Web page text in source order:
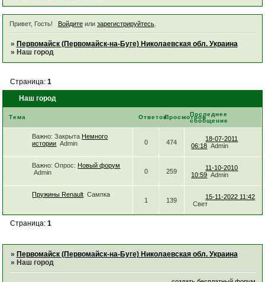
Привет, Гость! Войдитеили зарегистрируйтесь.
» Первомайск (Первомайск-на-Буге) Николаевская обл. Украина
» Наш город
Наш город
Страница: 1
Тема ОтветовПросмотровПоследнее
сообщение
Важно: Закрыта Немного
истории Admin 0 474
18-07-2011
06:18 Admin
Важно: Опрос: Новый форум
Admin
0 259
11-10-2010
10:59 Admin
Пружины Renault Сампка
1
139
15-11-2022 11:42
Свет
Страница: 1
» Первомайск (Первомайск-на-Буге) Николаевская обл. Украина
» Наш город